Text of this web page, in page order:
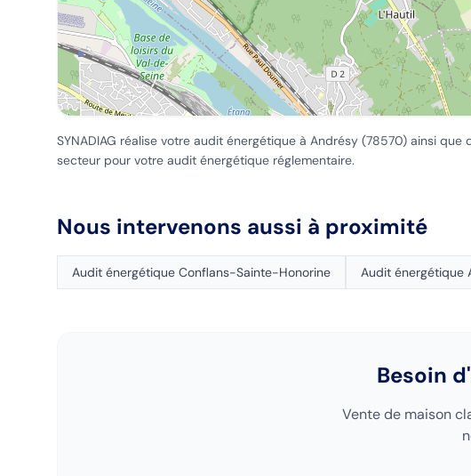
SYNADIAG réalise votre audit énergétique à Andrésy (78570) ainsi que
secteur pour votre audit énergétique réglementaire.
Nous intervenons aussi à proximité
Audit énergétique Conflans-Sainte-Honorine Audit énergétique
Besoin
Vente de maison